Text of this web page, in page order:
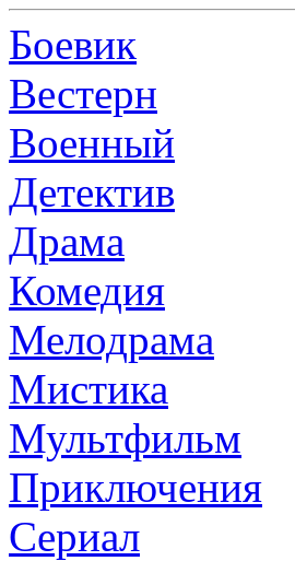
Боевик
Вестерн
Военный
Детектив
Драма
Комедия
Мелодрама
Мистика
Мультфильм
Приключения
Сериал